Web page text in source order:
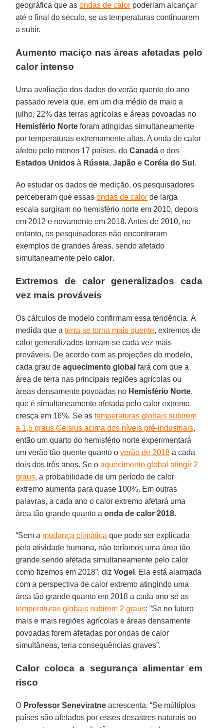
geográfica que asondas de calor poderiam alcançar
até o final do século, se as temperaturas continuarem
a subir.
Aumento maciço nas áreas afetadas pelo
calor intenso
Uma avaliação dos dados do verão quente do ano
passado revela que, em um dia médio de maio a
julho, 22% das terras agrícolas e áreas povoadas no
Hemisfério Norte foram atingidas simultaneamente
por temperaturas extremamente altas. A onda de calor
afetou pelo menos 17 países, doCanadá e dos
Estados Unidos à Rússia,Japão eCoréia do Sul .
Ao estudar os dados de medição, os pesquisadores
perceberam que essasondas de calor de larga
escala surgiram no hemisfério norte em 2010, depois
em 2012 e novamente em 2018. Antes de 2010, no
entanto, os pesquisadores não encontraram
exemplos de grandes áreas. sendo afetado
simultaneamente pelocalor.
Extremos de calor generalizados cada
vez mais prováveis
Os cálculos de modelo confirmam essa tendência. À
medida que aterra se torna mais quente, extremos de
calor generalizados tornam-se cada vez mais
prováveis. De acordo com as projeções do modelo,
cada grau deaquecimento global fará com que a
área de terra nas principais regiões agrícolas ou
áreas densamente povoadas no Hemisfério Norte,
que é simultaneamente afetada pelo calor extremo,
cresça em 16%. Se astemperaturas globais subirem
a 1,5 graus Celsius acima dos níveis pré-industriais,
então um quarto do hemisfério norte experimentará
um verão tão quente quanto overão de 2018 a cada
dois dos três anos. Se oaquecimento global atingir 2
graus, a probabilidade de um período de calor
extremo aumenta para quase 100%. Em outras
palavras, a cada ano o calor extremo afetará uma
área tão grande quanto aonda de calor 2018.
“Sem a mudança climática que pode ser explicada
pela atividade humana, não teríamos uma área tão
grande sendo afetada simultaneamente pelo calor
como fizemos em 2018”, dizVogel . Ela está alarmada
com a perspectiva de calor extremo atingindo uma
área tão grande quanto em 2018 a cada ano se as
temperaturas globais subirem 2 graus: “Se no futuro
mais e mais regiões agrícolas e áreas densamente
povoadas forem afetadas por ondas de calor
simultâneas, teria consequências graves”.
Calor coloca a segurança alimentar em
risco
O Professor Seneviratne acrescenta: “Se múltiplos
países são afetados por esses desastres naturais ao